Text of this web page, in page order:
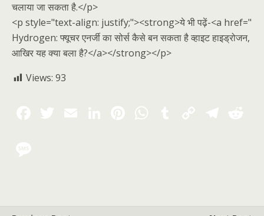
चलाया जा सकता है.</p>
<p style="text-align: justify;"><strong>ये भी पढ़ें-<a href="
Hydrogen: फ्यूचर एनर्जी का सोर्स कैसे बन सकता है व्हाइट हाइड्रोजन,
आखिर यह क्या बला है?</a></strong></p>
Views: 93